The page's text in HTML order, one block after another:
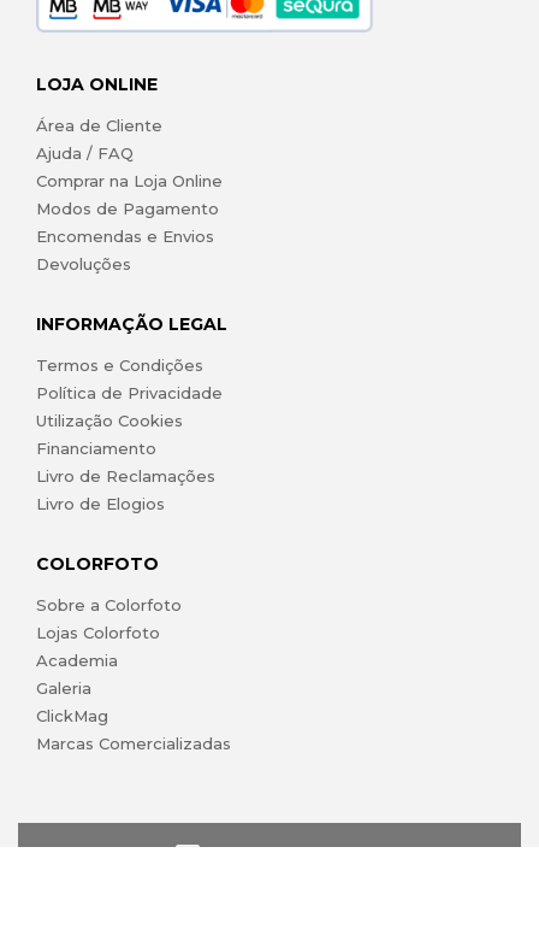
LOJA ONLINE
Área de Cliente
Ajuda / FAQ
Comprar na Loja Online
Modos de Pagamento
Encomendas e Envios
Devoluções
INFORMAÇÃO LEGAL
Termos e Condições
Política de Privacidade
Utilização Cookies
Financiamento
Livro de Reclamações
Livro de Elogios
COLORFOTO
Sobre a Colorfoto
Lojas Colorfoto
Academia
Galeria
ClickMag
Marcas Comercializadas
lojaonline@colorfoto.pt